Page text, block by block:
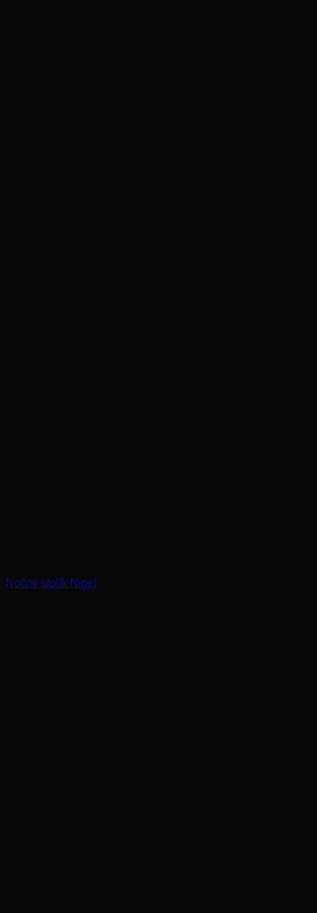
Nočný stolík Nigel